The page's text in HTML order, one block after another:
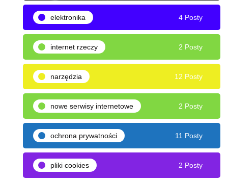
elektronika 4 Posty
internet rzeczy 2 Posty
narzędzia 12 Posty
nowe serwisy internetowe 2 Posty
ochrona prywatności 11 Posty
pliki cookies 2 Posty